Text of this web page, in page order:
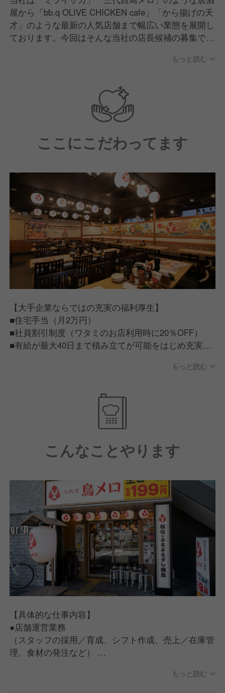
屋から「bb.q OLIVE CHICKEN cafe」「から揚げの天
才」のような最新の人気店舗まで幅広い業態を展開し
ております。今回はそんな当社の店長候補の募集で
中途入社者向けの研修（店舗技術の基礎知識、社内制
度、理念を学ぶ）を受講頂きます。
キッチン業務やホール業務、運営業務を学んでいただ
きながら、店長としての一連の業務を学んでいただき
【その後は】約1年～3年の間に店長に昇進し、店舗の
運営を行っていただきます。
【店長になった後は】
実は多様なキャリアパスがあります。（例）本部の管
理部門やマーケティング・店舗開発等
もっと読む
ここにこだわってます
【大手企業ならではの充実の福利厚生】
■住宅手当（月2万円）
■社員割引制度（ワタミのお店利用時に20％OFF）
■有給が最大40日まで積み立てが可能をはじめ充実の
■ワタミで働く従業員は「人が良い」。仕事だけでは
ない一生ものの仲間が見つかる。■ワタミチャレンジ
アワード/仲間と夢を語る会等従業員のキャリア実現
に力を入れた制度もあり、この会社にいれば成長でき
そうと思える環境づくりに力を入れています。
もっと読む
こんなことやります
【具体的な仕事内容】
●店舗運営業務
（スタッフの採用／育成、シフト作成、売上／在庫管
理、食材の発注など）
（お客さま対応、ご案内、オーダー受付、料理、ドリ
もっと読む